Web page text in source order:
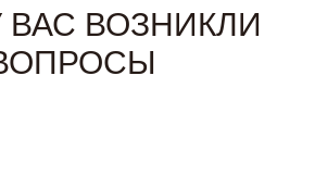
ВАС ВОЗНИКЛИ